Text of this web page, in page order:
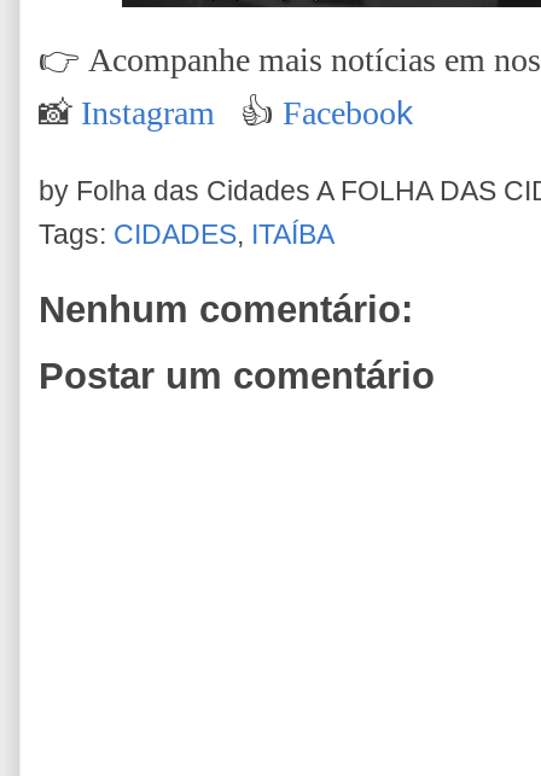
👉 Acompanhe mais notícias em
📸 Instagram 👍 Facebook
by Folha das Cidades A FOLHA DAS
Tags: CIDADES, ITAÍBA
Nenhum comentário:
Postar um comentário